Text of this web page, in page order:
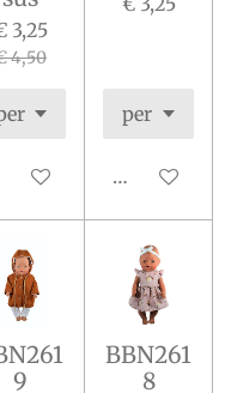
3,25
4,50
winkelwagen
In
9
BBN261
8